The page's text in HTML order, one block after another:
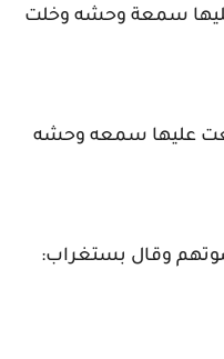
سمعة وحشه وخلت
عليها سمعه وحشه
وقال بستغراب: